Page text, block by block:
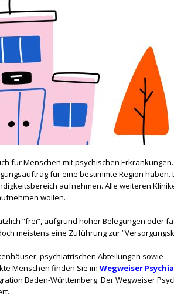
für Menschen mit psychischen
für eine bestimmte Region haben.
aufnehmen. Alle weiteren
wollen.
“frei”, aufgrund hoher Belegungen oder
meistens eine Zuführung zur
psychiatrischen Abteilungen sowie
Menschen finden Sie im Wegweiser
Baden-Württemberg. Der Wegweiser